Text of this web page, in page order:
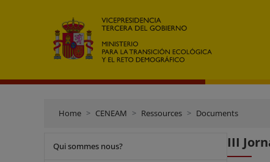
Home CENEAM Ressources Documents
Qui sommes nous? III